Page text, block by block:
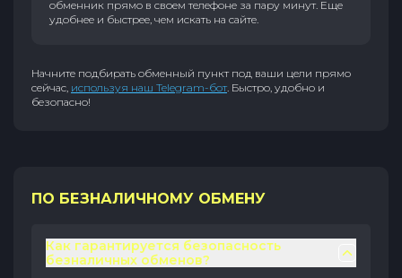
обменник прямо в своем телефоне за пару минут. Еще
удобнее и быстрее, чем искать на сайте.
Начните подбирать обменный пункт под ваши цели прямо
сейчас, используя наш Telegram-бот. Быстро, удобно и
безопасно!
ПО БЕЗНАЛИЧНОМУ ОБМЕНУ
Как гарантируется безопасность
безналичных обменов?